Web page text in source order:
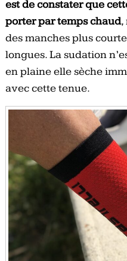
est de constater que
porter par temps chaud,
des manches plus
longues. La sudation
en plaine elle sèche
avec cette tenue.